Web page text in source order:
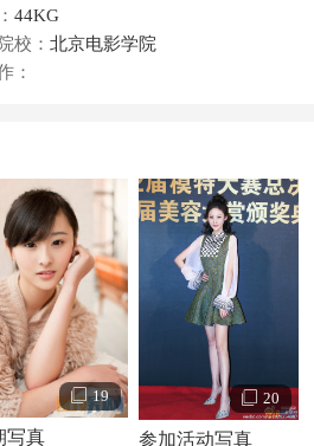
44KG
校： 北京电影学院
：
19
写真
20
参加活动写真